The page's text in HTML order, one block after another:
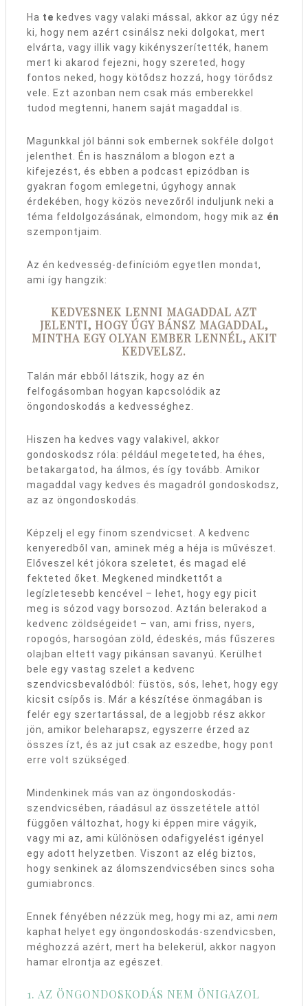
Ha te kedves vagy valaki mással, akkor az úgy néz
ki, hogy nem azért csinálsz neki dolgokat, mert
elvárta, vagy illik vagy kikényszerítették, hanem
mert ki akarod fejezni, hogy szereted, hogy
fontos neked, hogy kötődsz hozzá, hogy törődsz
vele. Ezt azonban nem csak más emberekkel
tudod megtenni, hanem saját magaddal is.
Magunkkal jól bánni sok embernek sokféle dolgot
jelenthet. Én is használom a blogon ezt a
kifejezést, és ebben a podcast epizódban is
gyakran fogom emlegetni, úgyhogy annak
érdekében, hogy közös nevezőről induljunk neki a
téma feldolgozásának, elmondom, hogy mik az én
szempontjaim.
Az én kedvesség-definícióm egyetlen mondat,
ami így hangzik:
KEDVESNEK LENNI MAGADDAL AZT
JELENTI, HOGY ÚGY BÁNSZ MAGADDAL,
MINTHA EGY OLYAN EMBER LENNÉL, AKIT
KEDVELSZ.
Talán már ebből látszik, hogy az én
felfogásomban hogyan kapcsolódik az
öngondoskodás a kedvességhez.
Hiszen ha kedves vagy valakivel, akkor
gondoskodsz róla: például megeteted, ha éhes,
betakargatod, ha álmos, és így tovább. Amikor
magaddal vagy kedves és magadról gondoskodsz,
az az öngondoskodás.
Képzelj el egy finom szendvicset. A kedvenc
kenyeredből van, aminek még a héja is művészet.
Előveszel két jókora szeletet, és magad elé
fekteted őket. Megkened mindkettőt a
legízletesebb kencével – lehet, hogy egy picit
meg is sózod vagy borsozod. Aztán belerakod a
kedvenc zöldségeidet – van, ami friss, nyers,
ropogós, harsogóan zöld, édeskés, más fűszeres
olajban eltett vagy pikánsan savanyú. Kerülhet
bele egy vastag szelet a kedvenc
szendvicsbevalódból: füstös, sós, lehet, hogy egy
kicsit csípős is. Már a készítése önmagában is
felér egy szertartással, de a legjobb rész akkor
jön, amikor beleharapsz, egyszerre érzed az
összes ízt, és az jut csak az eszedbe, hogy pont
erre volt szükséged.
Mindenkinek más van az öngondoskodás-
szendvicsében, ráadásul az összetétele attól
függően változhat, hogy ki éppen mire vágyik,
vagy mi az, ami különösen odafigyelést igényel
egy adott helyzetben. Viszont az elég biztos,
hogy senkinek az álomszendvicsében sincs soha
gumiabroncs.
Ennek fényében nézzük meg, hogy mi az, ami nem
kaphat helyet egy öngondoskodás-szendvicsben,
méghozzá azért, mert ha belekerül, akkor nagyon
hamar elrontja az egészet.
1. AZ ÖNGONDOSKODÁS NEM ÖNIGAZOL